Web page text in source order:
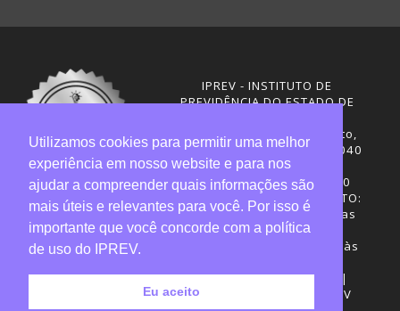
IPREV - INSTITUTO DE
PREVIDÊNCIA DO ESTADO DE
Rua Visconde de Ouro Preto,
291 – Centro - CEP: 88020-040
Florianópolis - SC
Telefones: (48) 3665-4600
HORÁRIO DE FUNCIONAMENTO:
Central de Atendimento: das
12h30 às 18h
Sede administrativa: 7h30 às
Desenvolvimento: CIASC |
Gestão do conteúdo: IPREV
Utilizamos cookies para permitir uma melhor
experiência em nosso website e para nos
ajudar a compreender quais informações são
mais úteis e relevantes para você. Por isso é
importante que você concorde com a política
de uso do IPREV.
Eu aceito